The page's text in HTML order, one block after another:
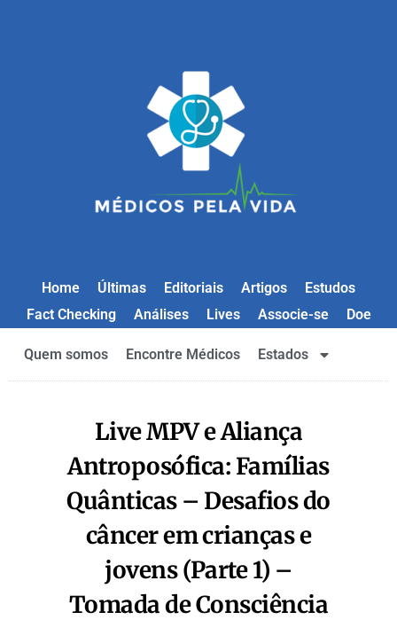
Home Últimas Editoriais Artigos
Estudos
Fact Checking
Análises Lives Associe-se Doe
Quem somos Encontre Médicos Estados
Live MPV e Aliança
Antroposófica: Famílias
Quânticas – Desafios do
câncer em crianças e
jovens (Parte 1) –
Tomada de Consciência